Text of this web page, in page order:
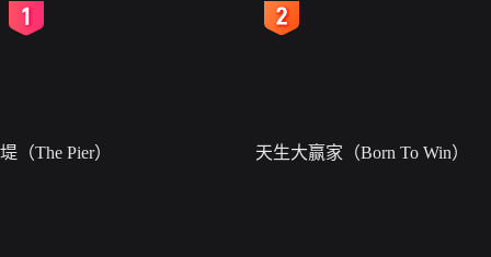
堤（The Pier） 天生大赢家（Born To Win）